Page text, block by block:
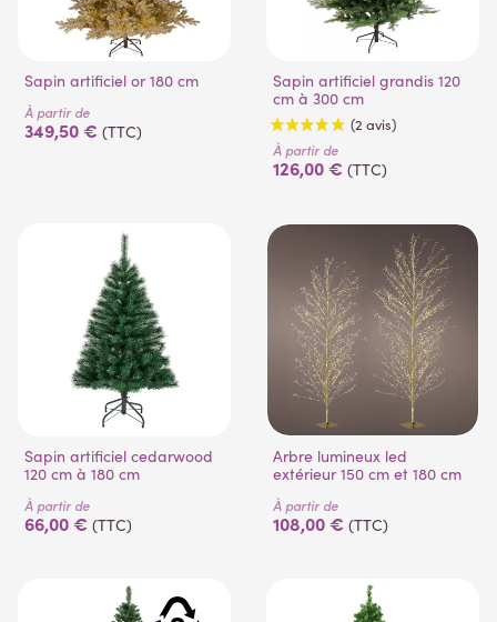
Sapin artificiel or 180 cm
À partir de
349,50 € (TTC)
Sapin artificiel grandis 120
cm à 300 cm
(2 avis)
À partir de
126,00 € (TTC)
Sapin artificiel cedarwood
120 cm à 180 cm
À partir de
66,00 € (TTC)
Arbre lumineux led
extérieur 150 cm et 180 cm
À partir de
108,00 € (TTC)